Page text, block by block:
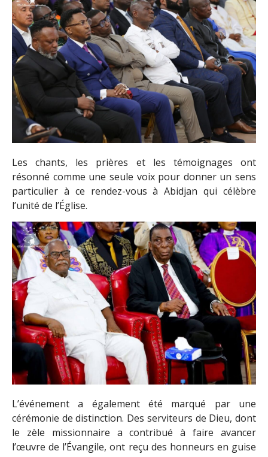
Les chants, les prières et les témoignages ont
résonné comme une seule voix pour donner un sens
particulier à ce rendez-vous à Abidjan qui célèbre
l’unité de l’Église.
L’événement a également été marqué par une
cérémonie de distinction. Des serviteurs de Dieu, dont
le zèle missionnaire a contribué à faire avancer
l’œuvre de l’Évangile, ont reçu des honneurs en guise